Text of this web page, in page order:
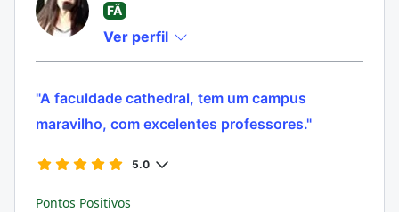
FÃ
Ver perfil
"A faculdade cathedral, tem um campus
maravilho, com excelentes professores."
5.0
Pontos Positivos